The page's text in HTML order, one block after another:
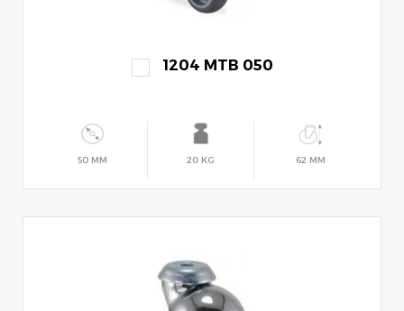
1204 MTB 050
50 MM 20 KG 62 MM